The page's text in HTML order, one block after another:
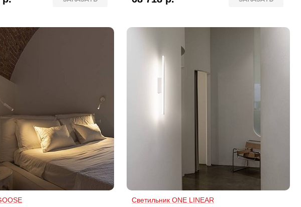
Светильник ONE LINEAR